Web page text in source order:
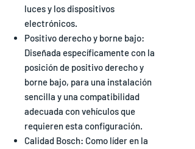
luces y los dispositivos
electrónicos.
Positivo derecho y borne bajo:
Diseñada específicamente con la
posición de positivo derecho y
borne bajo, para una instalación
sencilla y una compatibilidad
adecuada con vehículos que
requieren esta configuración.
Calidad Bosch: Como líder en la